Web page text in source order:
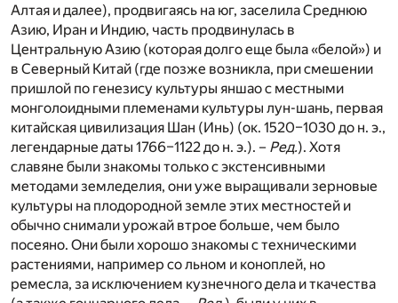
Алтая и далее), продвигаясь на юг, заселила Среднюю
Азию, Иран и Индию, часть продвинулась в
Центральную Азию (которая долго еще была «белой») и
в Северный Китай (где позже возникла, при смешении
пришлой по генезису культуры яншао с местными
монголоидными племенами культуры лун-шань, первая
китайская цивилизация Шан (Инь) (ок. 1520–1030 до н. э.,
легендарные даты 1766–1122 до н. э.). – Ред.). Хотя
славяне были знакомы только с экстенсивными
методами земледелия, они уже выращивали зерновые
культуры на плодородной земле этих местностей и
обычно снимали урожай втрое больше, чем было
посеяно. Они были хорошо знакомы с техническими
растениями, например со льном и коноплей, но
ремесла, за исключением кузнечного дела и ткачества